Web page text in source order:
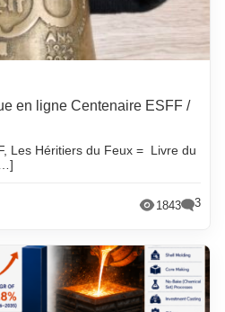
en ligne Centenaire ESFF /
Les Héritiers du Feux = Livre du
1843 3